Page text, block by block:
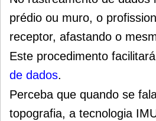
prédio ou muro, o
receptor, afastando o
Este procedimento
de dados.
Perceba que quando se
topografia, a tecnologia